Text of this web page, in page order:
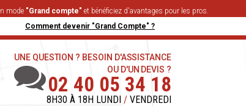
mode "Grand compte" et bénéficiez d'avantages pour les pros.
Comment devenir "Grand Compte" ?
UNE QUESTION ? BESOIN D'ASSISTANCE
OU D'UN DEVIS ?
02 40 05 34 18
8H30 À 18H LUNDI / VENDREDI